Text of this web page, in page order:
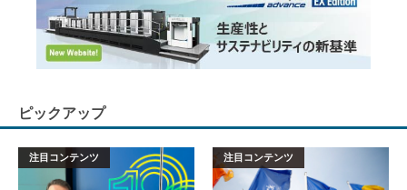
ピックアップ
注目コンテンツ 注目コンテンツ